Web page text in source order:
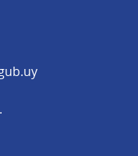
(Abrir en una
en X
Digital en Facebook
Digital en